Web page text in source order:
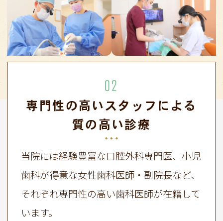
02
専門性の高いスタッフによる
質の高い診療
当院には経験豊富な口腔外科専門医、小児
歯科が得意な女性歯科医師・副院長など、
それぞれ専門性の高い歯科医師が在籍して
います。